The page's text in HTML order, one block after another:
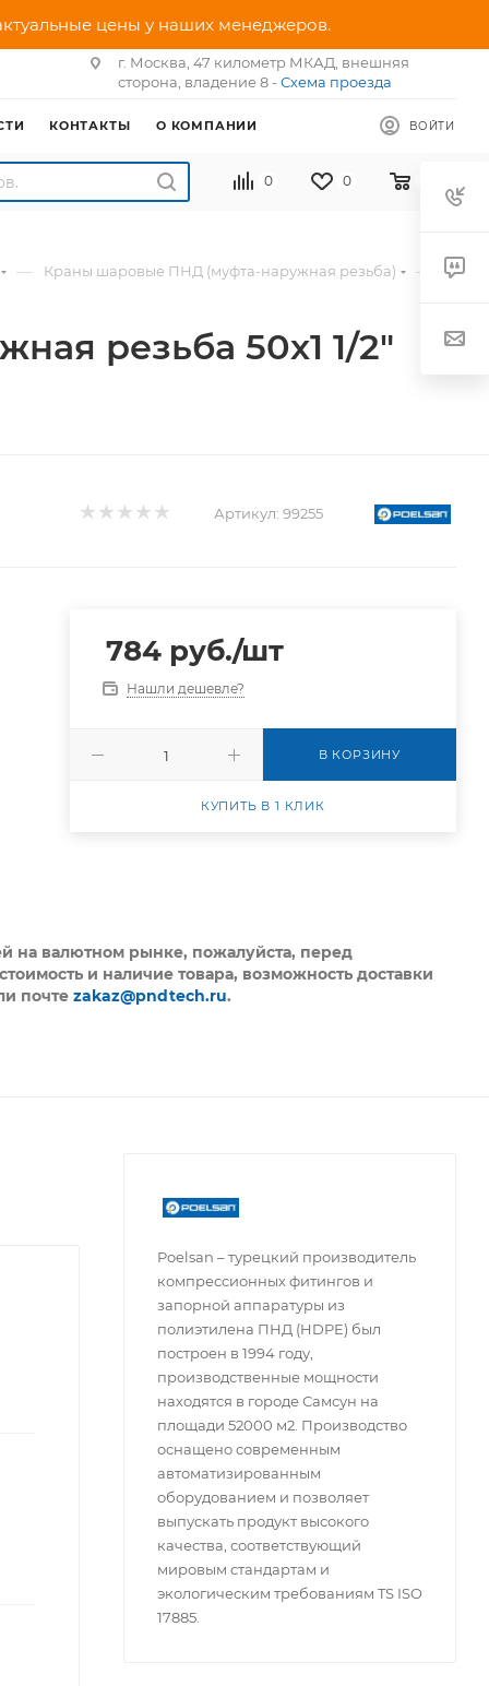
цены у наших менеджеров.
г. Москва, 47 километр МКАД, внешняя
сторона, владение 8 - Схема проезда
ВОЙТИ
КОНТАКТЫ О КОМПАНИИ
0 0
— Краны шаровые ПНД (муфта-наружная резьба) —
резьба 50х1 1/2"
Артикул: 99255
784руб./шт
Нашли дешевле?
В КОРЗИНУ
КУПИТЬ В 1 КЛИК
на валютном рынке, пожалуйста, перед
и наличие товара, возможность доставки
почтеzakaz@pndtech.ru.
Poelsan – турецкий производитель
компрессионных фитингов и
запорной аппаратуры из
полиэтилена ПНД (HDPE) был
построен в 1994 году,
производственные мощности
находятся в городе Самсун на
площади 52000 м2. Производство
оснащено современным
автоматизированным
оборудованием и позволяет
выпускать продукт высокого
качества, соответствующий
мировым стандартам и
экологическим требованиям TS ISO
17885.